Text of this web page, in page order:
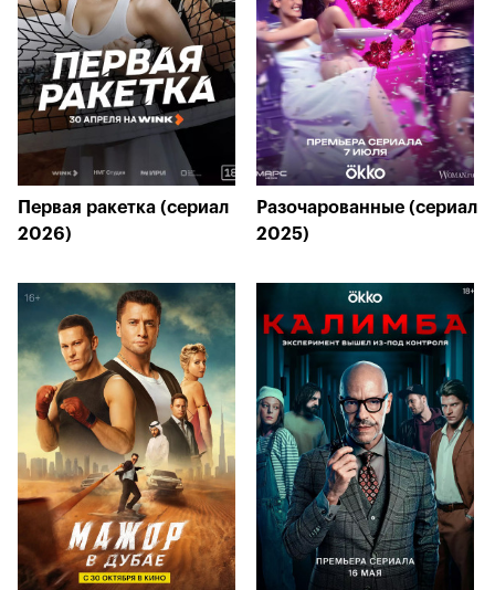
Первая ракетка (сериал
2026)
Разочарованные (сериал
2025)